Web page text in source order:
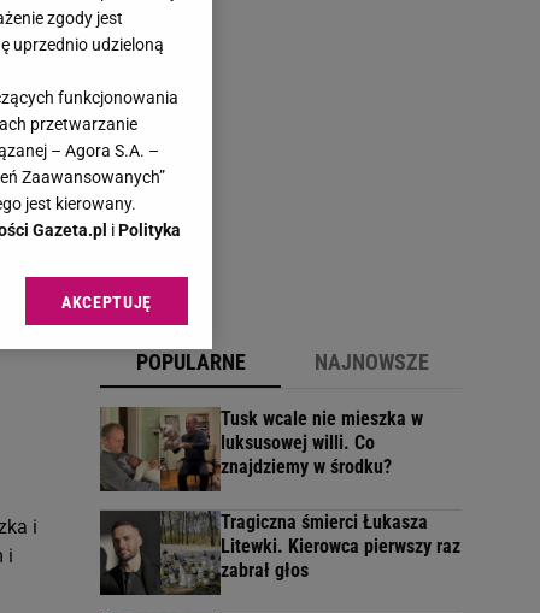
i
i
POPULARNE NAJNOWSZE
Tusk wcale nie mieszka w
luksusowej willi. Co
znajdziemy w środku?
Tragiczna śmierci Łukasza
Litewki. Kierowca pierwszy raz
zabrał głos
zgody jest
uprzednio udzieloną
funkcjonowania
przetwarzanie
– Agora S.A. –
Zaawansowanych”
jest kierowany.
Gazeta.pl iPolityka
sp. z o.o., jej
danych poprzez
Zmiana ustawień
celów identyfikacji.
reklam i treści,
AKCEPTUJĘ